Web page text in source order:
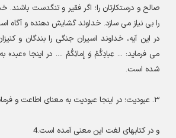
صالح و درستكارتان را؛ اگر فقير و تنگدست باشند.
را بى ‏نياز مى‏ سازد. خداوند گشايش دهنده و آگاه است
در اين آيه، خداوند اسيران جنگى را بندگان و
مى‏ فرمايد: ... عِبادِكُمْ وَ إِمائِكُمْ .... در اينجا «عبد»
شده است.
.عبوديت؛ در اينجا عبوديت به معناى اطاعت و
و در كتاب‏هاى لغت اين معنى آمده است.4